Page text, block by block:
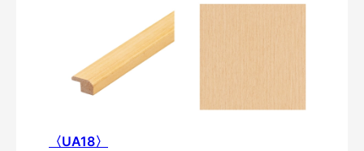
〈UA18〉